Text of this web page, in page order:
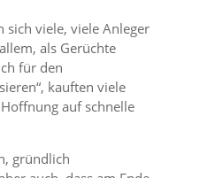
sich viele, viele Anleger
als Gerüchte
für den
kauften viele
auf schnelle
gründlich